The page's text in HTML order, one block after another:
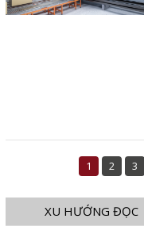
1 2 3
XU HƯỚNG ĐỌC